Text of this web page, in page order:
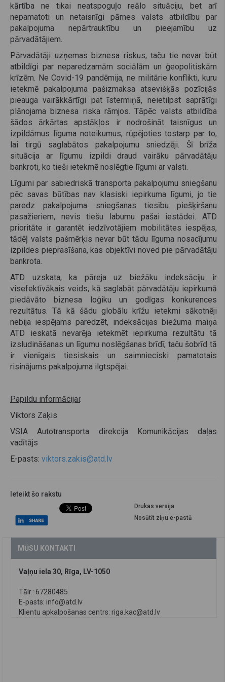
kārtība ne tikai neatspoguļo reālo situāciju, bet arī
nepamatoti un netaisnīgi pārnes valsts atbildību par
pakalpojuma nepārtrauktību un pieejamību uz
pārvadātājiem.
Pārvadātāji uzņemas biznesa riskus, taču tie nevar būt
atbildīgi par neparedzamām sociālām un ģeopolitiskām
krīzēm. Ne Covid-19 pandēmija, ne militārie konflikti, kuru
ietekmē pakalpojuma pašizmaksa atsevišķās pozīcijās
pieauga vairākkārtīgi pat īstermiņā, neietilpst saprātīgi
plānojama biznesa riska rāmjos. Tāpēc valsts atbildība
šādos ārkārtas apstākļos ir nodrošināt taisnīgus un
izpildāmus līguma noteikumus, rūpējoties tostarp par to,
lai tirgū saglabātos pakalpojumu sniedzēji. Šī brīža
situācija ar līgumu izpildi draud vairāku pārvadātāju
bankroti, ko tieši ietekmē noslēgtie līgumi ar valsti.
Līgumi par sabiedriskā transporta pakalpojumu sniegšanu
pēc savas būtības nav klasiski iepirkuma līgumi, jo tie
paredz pakalpojuma sniegšanas tiesību piešķiršanu
pasažieriem, nevis tiešu labumu pašai iestādei. ATD
prioritāte ir garantēt iedzīvotājiem mobilitātes iespējas,
tādēļ valsts pašmērķis nevar būt tādu līguma nosacījumu
izpildes pieprasīšana, kas objektīvi noved pie pārvadātāju
bankrota.
ATD uzskata, ka pāreja uz biežāku indeksāciju ir
visefektīvākais veids, kā saglabāt pārvadātāju iepirkumā
piedāvāto biznesa loģiku un godīgas konkurences
rezultātus. Tā kā šādu globālu krīžu ietekmi sākotnēji
nebija iespējams paredzēt, indeksācijas biežuma maiņa
ATD ieskatā nevarēja ietekmēt iepirkuma rezultātu tā
izsludināšanas un līgumu noslēgšanas brīdī, taču šobrīd tā
ir vienīgais tiesiskais un saimnieciski pamatotais
risinājums pakalpojuma ilgtspējai.
Papildu informācijai:
Viktors Zaķis
VSIA Autotransporta direkcija Komunikācijas daļas
vadītājs
E-pasts: viktors.zakis@atd.lv
Ieteikt šo rakstu
Drukas versija
Nosūtīt ziņu e-pastā
MŪSU KONTAKTI
Vaļņu iela 30, Rīga, LV-1050
Tālr.: 67280485
E-pasts: info@atd.lv
Klientu apkalpošanas centrs: riga.kac@atd.lv